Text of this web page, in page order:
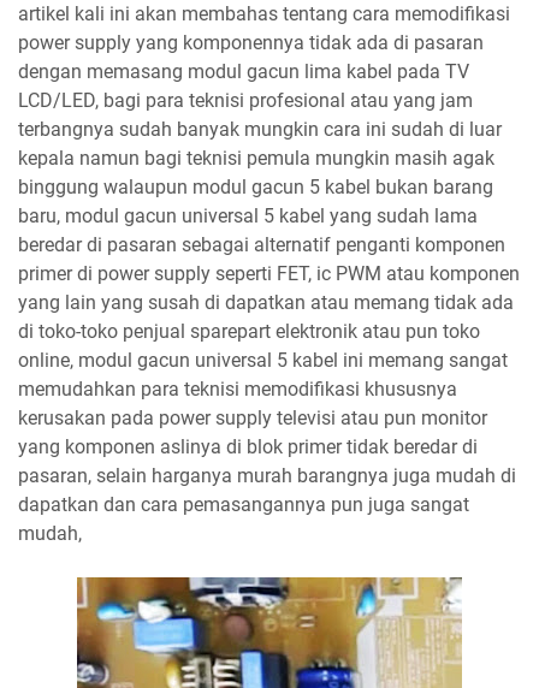
artikel kali ini akan membahas tentang cara memodifikasi
power supply yang komponennya tidak ada di pasaran
dengan memasang modul gacun lima kabel pada TV
LCD/LED, bagi para teknisi profesional atau yang jam
terbangnya sudah banyak mungkin cara ini sudah di luar
kepala namun bagi teknisi pemula mungkin masih agak
binggung walaupun modul gacun 5 kabel bukan barang
baru, modul gacun universal 5 kabel yang sudah lama
beredar di pasaran sebagai alternatif penganti komponen
primer di power supply seperti FET, ic PWM atau komponen
yang lain yang susah di dapatkan atau memang tidak ada
di toko-toko penjual sparepart elektronik atau pun toko
online, modul gacun universal 5 kabel ini memang sangat
memudahkan para teknisi memodifikasi khususnya
kerusakan pada power supply televisi atau pun monitor
yang komponen aslinya di blok primer tidak beredar di
pasaran, selain harganya murah barangnya juga mudah di
dapatkan dan cara pemasangannya pun juga sangat
mudah,